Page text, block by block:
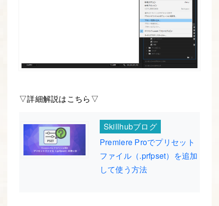
▽詳細解説はこちら▽
Skillhubブログ
Premiere Proでプリセット
ファイル（.prfpset）を追加
して使う方法